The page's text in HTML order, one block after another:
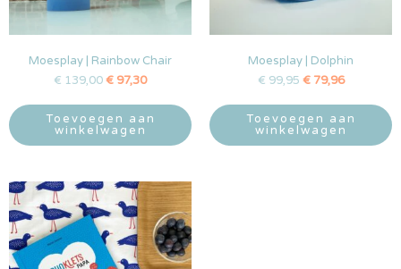
Moesplay | Rainbow Chair
€ 139,00€ 97,30
Toevoegen aan
winkelwagen
Moesplay | Dolphin
€ 99,95 €79,96
Toevoegen aan
winkelwagen